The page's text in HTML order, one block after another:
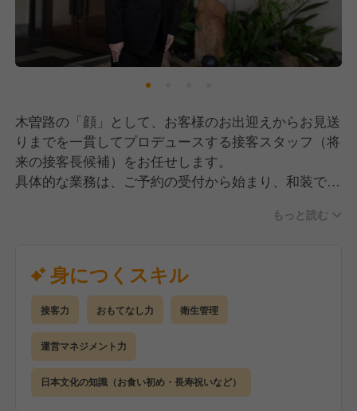
木曽路の「顔」として、お客様のお出迎えからお見送
りまでを一貫してプロデュースする接客スタッフ（将
来の接客長候補）をお任せします。
具体的な業務は、ご予約の受付から始まり、和装での
ゃぶ」をお席で仕上げる調理提供まで多岐にわたりま
ルギー情報を把握し、会話を通じてパーソナルなおも
てなしを提供することが大きな役割です。
将来的には、現場の品質を保つリーダーとして、後輩
スタッフの育成や店長・料理長と連携した店舗運営の
サポートも担っていただきます。充実した研修制度が
あるため、まずは着付けや作法といった日本の伝統美
を体現するスキルを習得することからスタートし、着
実にステップアップを目指せる環境です。
もっと読む
身につくスキル
接客力 おもてなし力 衛生管理
運営マネジメント力
日本文化の知識（お食い初め・長寿祝いなど）